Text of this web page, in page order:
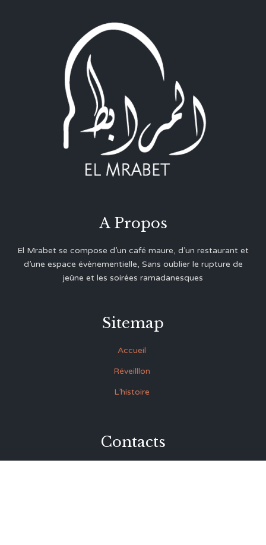
A Propos
El Mrabet se compose d’un café maure, d’un restaurant et
d’une espace évènementielle, Sans oublier le rupture de
jeûne et les soirées ramadanesques
Sitemap
Accueil
Réveilllon
L’histoire
Contacts